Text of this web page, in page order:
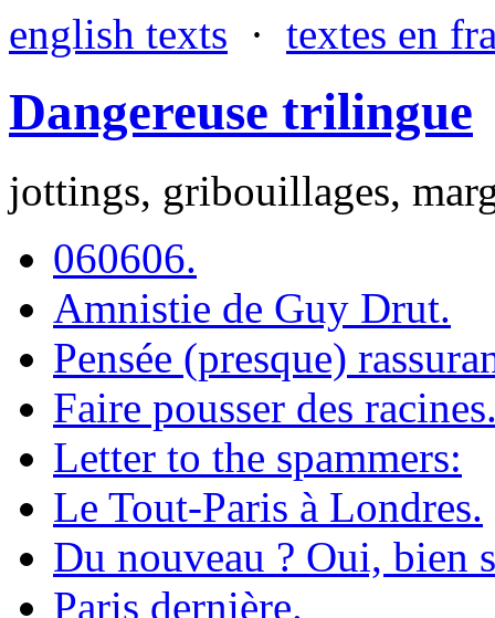
english texts · textes en
Dangereuse trilingue
jottings, gribouillages,
060606.
Amnistie de Guy Drut.
Pensée (presque)
Faire pousser des
Letter to the spammers:
Le Tout-Paris à Londres.
Du nouveau ? Oui, bien
Paris dernière.